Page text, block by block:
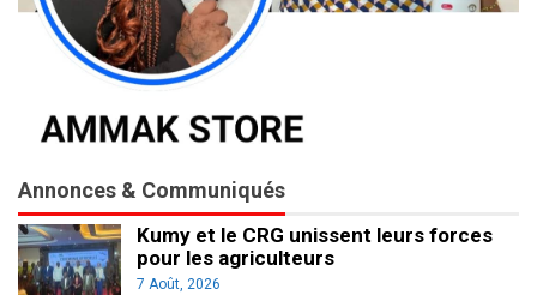
Annonces & Communiqués
Kumy et le CRG unissent leurs forces
pour les agriculteurs
7 Août, 2026